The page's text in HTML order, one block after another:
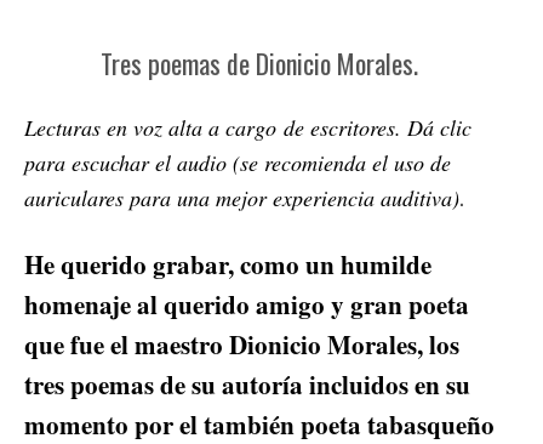
Tres poemas de Dionicio Morales.
Lecturas en voz alta a cargo de escritores. Dá clic
para escuchar el audio (se recomienda el uso de
auriculares para una mejor experiencia auditiva).
He querido grabar, como un humilde
homenaje al querido amigo y gran poeta
que fue el maestro Dionicio Morales, los
tres poemas de su autoría incluidos en su
momento por el también poeta tabasqueño